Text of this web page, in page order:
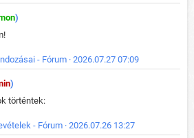
)
- Fórum · 2026.07.27 07:09
)
történtek:
- Fórum · 2026.07.26 13:27